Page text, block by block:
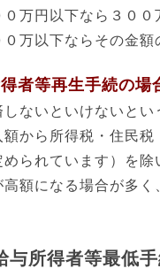
万円以下なら３００
万以下ならその金額
者等再生手続の場
ないといけないとい
から所得税・住民
られています）を
額になる場合が多
与所得者等最低